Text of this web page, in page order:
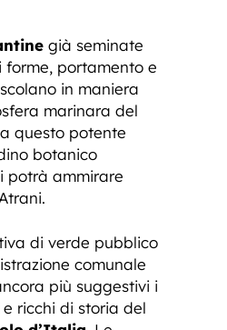
già seminate
forme, portamento e
in maniera
marinara del
questo potente
botanico
potrà ammirare
di verde pubblico
comunale
più suggestivi i
ricchi di storia del